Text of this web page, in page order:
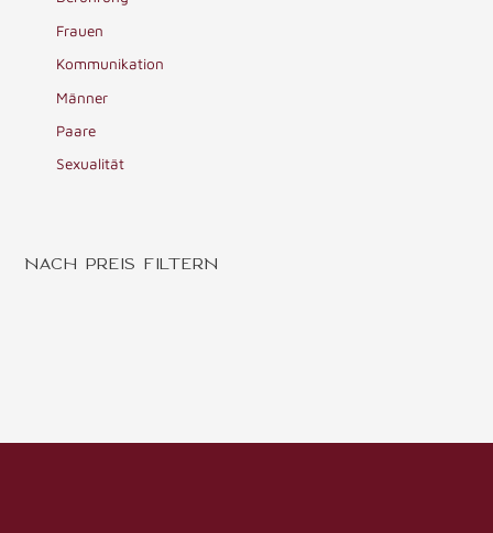
Frauen
Kommunikation
Männer
Paare
Sexualität
NACH PREIS FILTERN